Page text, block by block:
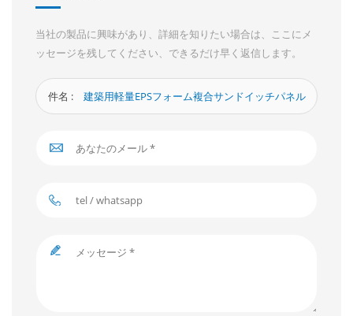
当社の製品に興味があり、詳細を知りたい場合は、ここにメ
ッセージを残してください、できるだけ早く返信します。
件名 : 建築用軽量EPSフォーム複合サンドイッチパネル